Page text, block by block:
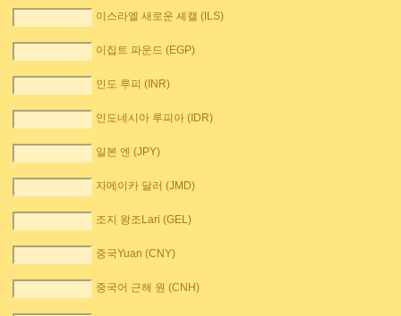
이스라엘 새로운 셰캘 (ILS)
이집트 파운드 (EGP)
인도 루피 (INR)
인도네시아 루피아 (IDR)
일본 엔 (JPY)
자메이카 달러 (JMD)
조지 왕조Lari (GEL)
중국Yuan (CNY)
중국어 근해 원 (CNH)